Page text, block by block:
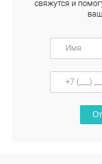
свяжутся и